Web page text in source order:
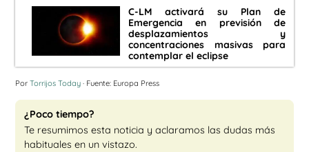
C-LM activará su Plan de
Emergencia en previsión de
desplazamientos y
concentraciones masivas para
contemplar el eclipse
Por Torrijos Today · Fuente: Europa Press
¿Poco tiempo?
Te resumimos esta noticia y aclaramos las dudas más
habituales en un vistazo.